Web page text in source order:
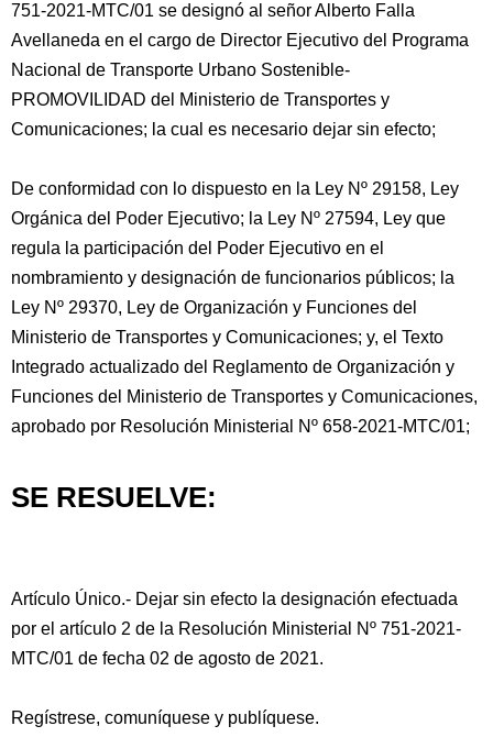
751-2021-MTC/01 se designó al señor Alberto Falla
Avellaneda en el cargo de Director Ejecutivo del Programa
Nacional de Transporte Urbano Sostenible-
PROMOVILIDAD del Ministerio de Transportes y
Comunicaciones; la cual es necesario dejar sin efecto;
De conformidad con lo dispuesto en la Ley Nº 29158, Ley
Orgánica del Poder Ejecutivo; la Ley Nº 27594, Ley que
regula la participación del Poder Ejecutivo en el
nombramiento y designación de funcionarios públicos; la
Ley Nº 29370, Ley de Organización y Funciones del
Ministerio de Transportes y Comunicaciones; y, el Texto
Integrado actualizado del Reglamento de Organización y
Funciones del Ministerio de Transportes y Comunicaciones,
aprobado por Resolución Ministerial Nº 658-2021-MTC/01;
SE RESUELVE:
Artículo Único.- Dejar sin efecto la designación efectuada
por el artículo 2 de la Resolución Ministerial Nº 751-2021-
MTC/01 de fecha 02 de agosto de 2021.
Regístrese, comuníquese y publíquese.